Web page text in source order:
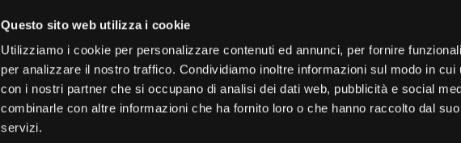
Questo sito web utilizza i cookie
Utilizziamo i cookie per personalizzare contenuti ed annunci, per fornire
per analizzare il nostro traffico. Condividiamo inoltre informazioni sul modo in
con i nostri partner che si occupano di analisi dei dati web, pubblicità e social
combinarle con altre informazioni che ha fornito loro o che hanno raccolto dal
servizi.